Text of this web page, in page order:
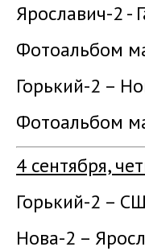
Ярославич-2 -
Фотоальбом
Горький-2 –
Фотоальбом
4 сентября,
Горький-2 –
Нова-2 –